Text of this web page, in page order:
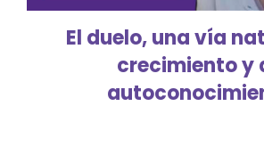
El duelo, una vía
crecimiento y